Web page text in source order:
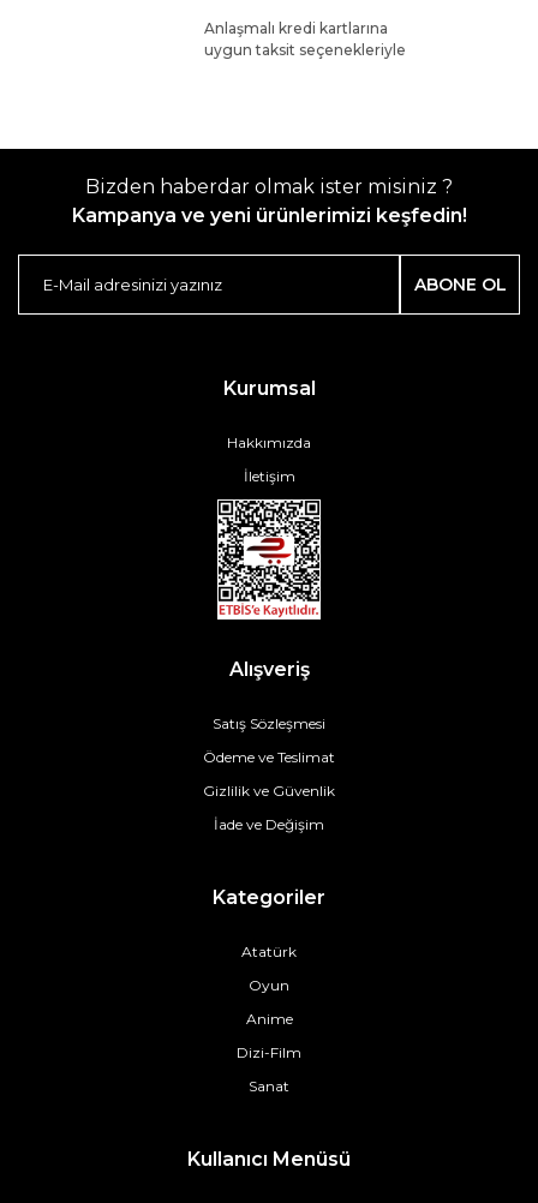
Anlaşmalı kredi kartlarına
uygun taksit seçenekleriyle
Bizden haberdar olmak ister misiniz ?
Kampanya ve yeni ürünlerimizi keşfedin!
ABONE OL
Kurumsal
Hakkımızda
İletişim
Alışveriş
Satış Sözleşmesi
Ödeme ve Teslimat
Gizlilik ve Güvenlik
İade ve Değişim
Kategoriler
Atatürk
Oyun
Anime
Dizi-Film
Sanat
Kullanıcı Menüsü